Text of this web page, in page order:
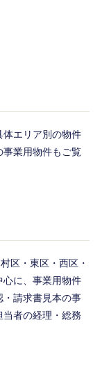
体エリア別の物件
事業用物件もご覧
区・東区・西区・
心に、事業用物件
・請求書見本の事
者の経理・総務